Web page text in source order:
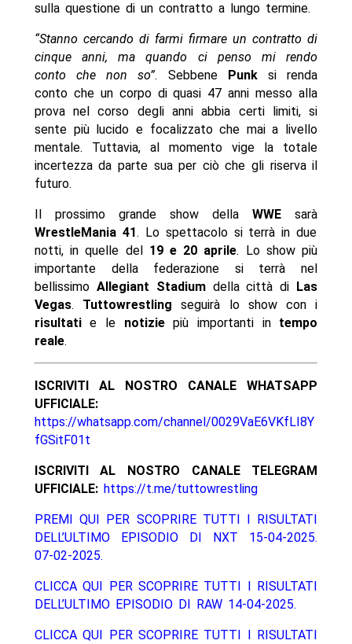
sulla questione di un contratto a lungo termine.
“Stanno cercando di farmi firmare un contratto di
cinque anni, ma quando ci penso mi rendo
conto che non so”. Sebbene Punksi renda
conto che un corpo di quasi 47 anni messo alla
prova nel corso degli anni abbia certi limiti, si
sente più lucido e focalizzato che mai a livello
mentale. Tuttavia, al momento vige la totale
incertezza da parte sua per ciò che gli riserva il
futuro.
Il prossimo grande show dellaWWE sarà
WrestleMania 41. Lo spettacolo si terrà in due
notti, in quelle del 19 e 20 aprile. Lo show più
importante della federazione si terrà nel
bellissimo Allegiant Stadiumdella città di
Las
Vegas. Tuttowrestling seguirà lo show con i
risultatie le notiziepiù importanti in tempo
reale.
ISCRIVITI AL NOSTRO CANALE WHATSAPP
UFFICIALE:
https://whatsapp.com/channel/0029VaE6VKfLI8Y
fGSitF01t
ISCRIVITI AL NOSTRO CANALE TELEGRAM
UFFICIALE: https://t.me/tuttowrestling
PREMI QUI PER SCOPRIRE TUTTI I RISULTATI
DELL’ULTIMO EPISODIO DI NXT 15-04-2025.
07-02-2025.
CLICCA QUI PER SCOPRIRE TUTTI I RISULTATI
DELL’ULTIMO EPISODIO DI RAW 14-04-2025.
CLICCA QUI PER SCOPRIRE TUTTI I RISULTATI